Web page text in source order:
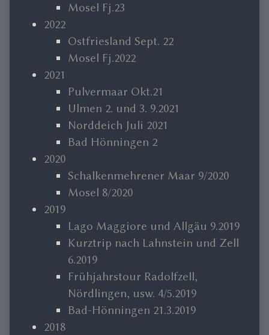
Mosel Fj.23
2022
Ostfriesland Sept. 22
Mosel Fj.2022
2021
Pulvermaar Okt.21
Ulmen 2. und 3. 9.2021
Norddeich Juli 2021
Bad Hönningen 2
2020
Schalkenmehrener Maar 9/2020
Mosel 8/2020
2019
Lago Maggiore und Allgäu 9.2019
Kurztrip nach Lahnstein und Zell
6.2019
Frühjahrstour Radolfzell,
Nördlingen, usw. 4/5.2019
Bad-Hönningen 21.3.2019
2018